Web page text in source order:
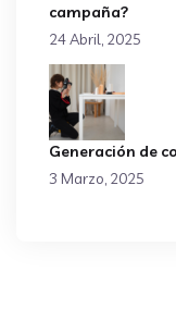
campaña?
24 Abril, 2025
Generación de
3 Marzo, 2025